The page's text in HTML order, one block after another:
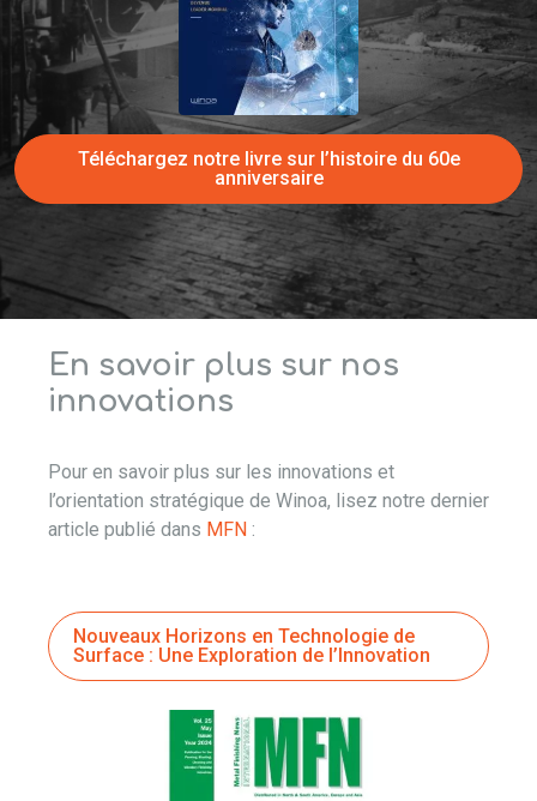
Téléchargez notre livre sur l’histoire du 60e
anniversaire
En savoir plus sur nos
innovations
Pour en savoir plus sur les innovations et
l’orientation stratégique de Winoa, lisez notre dernier
article publié dans MFN :
Nouveaux Horizons en Technologie de
Surface : Une Exploration de l’Innovation